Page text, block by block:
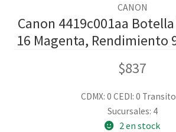
CANON
Canon 4419c001aa
16 Magenta, Rendimiento
$837
CDMX: 0 CEDI: 0
Sucursales: 4
2 en stock